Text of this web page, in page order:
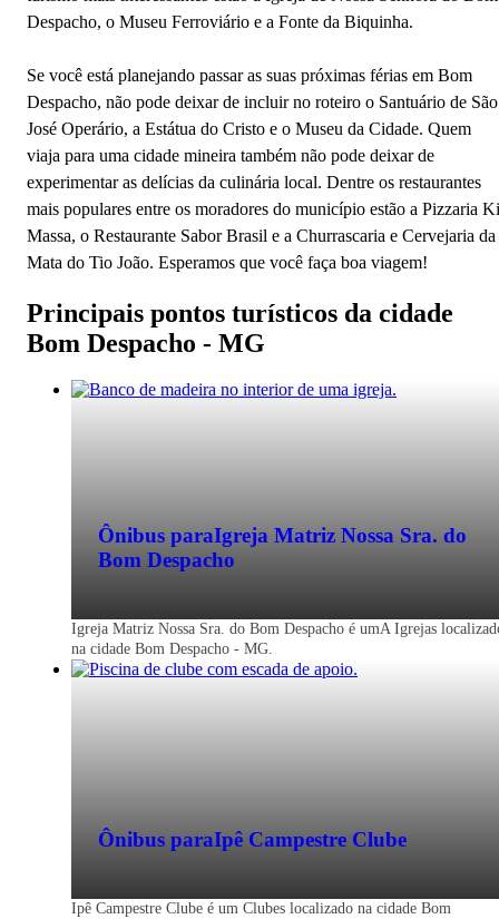
Despacho, o Museu Ferroviário e a Fonte da Biquinha.
Se você está planejando passar as suas próximas férias em Bom
Despacho, não pode deixar de incluir no roteiro o Santuário de São
José Operário, a Estátua do Cristo e o Museu da Cidade. Quem
viaja para uma cidade mineira também não pode deixar de
experimentar as delícias da culinária local. Dentre os restaurantes
mais populares entre os moradores do município estão a Pizzaria Ki
Massa, o Restaurante Sabor Brasil e a Churrascaria e Cervejaria da
Mata do Tio João. Esperamos que você faça boa viagem!
Principais pontos turísticos da cidade
Bom Despacho - MG
Ônibus paraIgreja Matriz Nossa Sra. do
Bom Despacho
Igreja Matriz Nossa Sra. do Bom Despacho é umA Igrejas
na cidade Bom Despacho - MG.
Ônibus paraIpê Campestre Clube
Ipê Campestre Clube é um Clubes localizado na cidade Bom